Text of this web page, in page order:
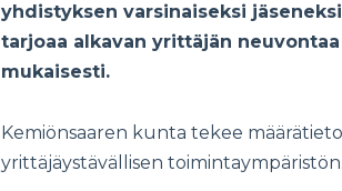
yhdistyksen varsinaiseksi
tarjoaa alkavan yrittäjän
mukaisesti.
Kemiönsaaren kunta tekee
yrittäjäystävällisen toimintaympäristön.